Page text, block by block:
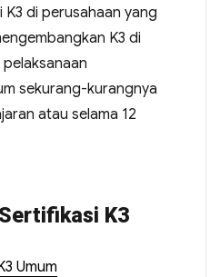
K3 di perusahaan yang
K3 di
sekurang-kurangnya
atau selama 12
K3
Umum